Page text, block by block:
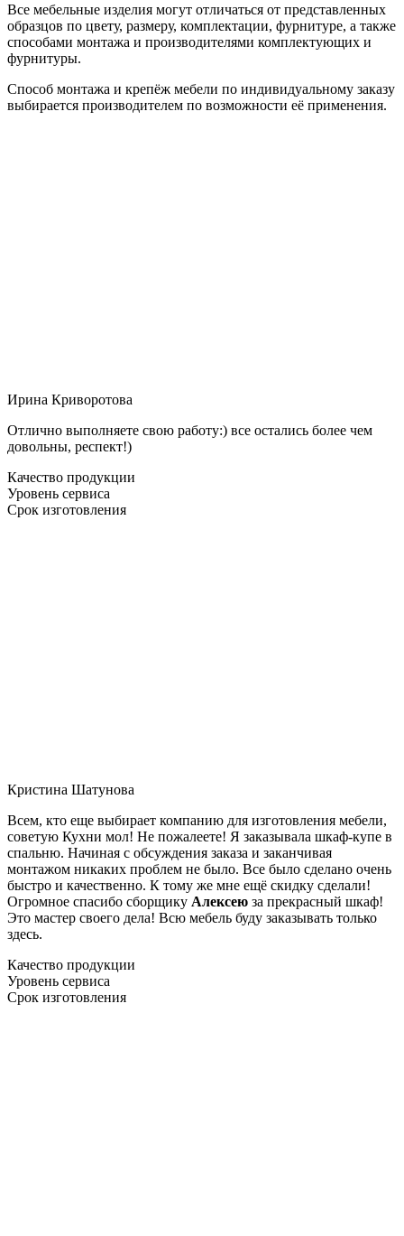
Все мебельные изделия могут отличаться от представленных
образцов по цвету, размеру, комплектации, фурнитуре, а также
способами монтажа и производителями комплектующих и
фурнитуры.
Способ монтажа и крепёж мебели по индивидуальному заказу
выбирается производителем по возможности её применения.
Ирина Криворотова
Отлично выполняете свою работу:) все остались более чем
довольны, респект!)
Качество продукции
Уровень сервиса
Срок изготовления
Кристина Шатунова
Всем, кто еще выбирает компанию для изготовления мебели,
советую Кухни мол! Не пожалеете! Я заказывала шкаф-купе в
спальню. Начиная с обсуждения заказа и заканчивая
монтажом никаких проблем не было. Все было сделано очень
быстро и качественно. К тому же мне ещё скидку сделали!
Огромное спасибо сборщику Алексею за прекрасный шкаф!
Это мастер своего дела! Всю мебель буду заказывать только
здесь.
Качество продукции
Уровень сервиса
Срок изготовления